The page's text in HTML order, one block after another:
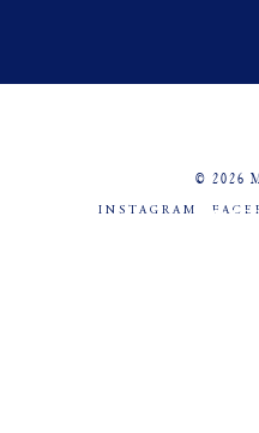
© 2026
INSTAGRAM